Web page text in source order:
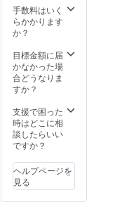
手数料はいく
らかかります
か？
目標金額に届
かなかった場
合どうなりま
すか？
支援で困った
時はどこに相
談したらいい
ですか？
ヘルプページを
見る